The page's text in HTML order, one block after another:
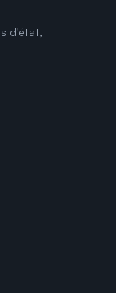
d'état,